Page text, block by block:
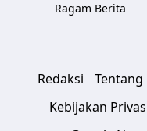
Ragam Berita
Redaksi Tentang
Kebijakan